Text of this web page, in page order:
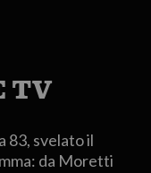
TV
83, svelato il
da Moretti